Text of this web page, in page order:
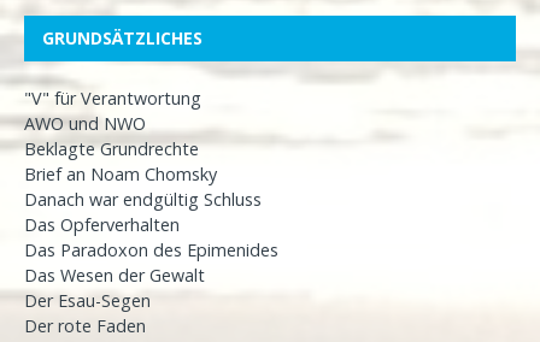
GRUNDSÄTZLICHES
"V" für Verantwortung
AWO und NWO
Beklagte Grundrechte
Brief an Noam Chomsky
Danach war endgültig Schluss
Das Opferverhalten
Das Paradoxon des Epimenides
Das Wesen der Gewalt
Der Esau-Segen
Der rote Faden